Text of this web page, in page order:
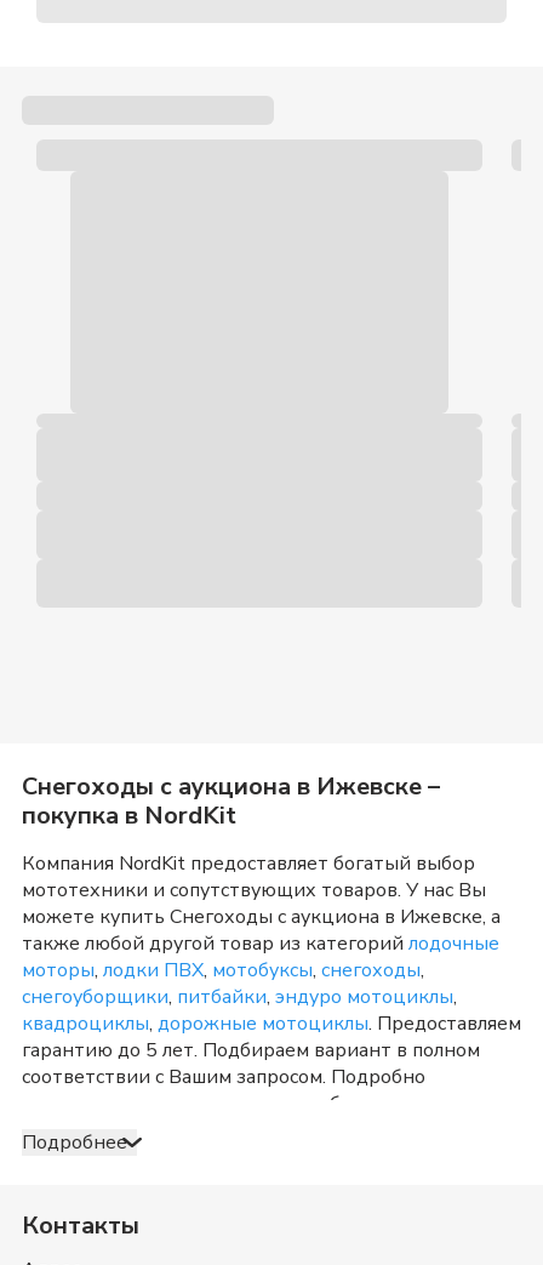
Снегоходы с аукциона в Ижевске–
покупка в NordKit
Компания NordKit предоставляет богатый выбор
мототехники и сопутствующих товаров. У нас Вы
можете купить Снегоходы с аукциона в Ижевске, а
также любой другой товар из категорий лодочные
моторы, лодки ПВХ, мотобуксы, снегоходы,
снегоуборщики, питбайки, эндуро мотоциклы,
квадроциклы, дорожные мотоциклы. Предоставляем
гарантию до 5 лет. Подбираем вариант в полном
соответствии с Вашим запросом. Подробно
консультируем и отвечаем на любые вопросы по
телефону и в шоу-руме в
категорииСнегоходы с аукциона
Удмуртия
принимается несколькими способами: наличными,
Подробнее
Контакты